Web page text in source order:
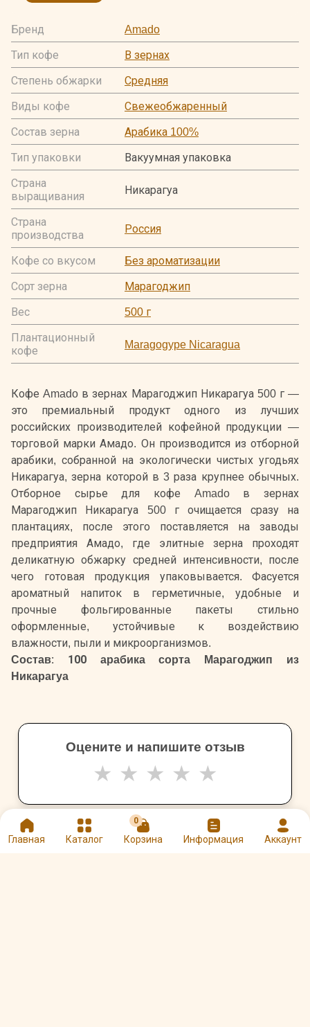
Главная Каталог
0
Корзина Информация Аккаунт
Бренд
Amado
Тип кофе
В зернах
Степень обжарки
Средняя
Виды кофе
Свежеобжаренный
Состав зерна
Арабика 100%
Тип упаковки
Вакуумная упаковка
Страна
выращивания
Никарагуа
Страна
производства
Россия
Кофе со вкусом
Без ароматизации
Сорт зерна
Марагоджип
Вес
500 г
Плантационный
кофе
Maragogype Nicaragua
Кофе Amado в зернах Марагоджип Никарагуа 500 г —
это премиальный продукт одного из лучших
российских производителей кофейной продукции —
торговой марки Амадо. Он производится из отборной
арабики, собранной на экологически чистых угодьях
Никарагуа, зерна которой в 3 раза крупнее обычных.
Отборное сырье для кофе Amado в зернах
Марагоджип Никарагуа 500 г очищается сразу на
плантациях, после этого поставляется на заводы
предприятия Амадо, где элитные зерна проходят
деликатную обжарку средней интенсивности, после
чего готовая продукция упаковывается. Фасуется
ароматный напиток в герметичные, удобные и
прочные фольгированные пакеты стильно
оформленные, устойчивые к воздействию
влажности, пыли и микроорганизмов.
Состав: 100 арабика сорта Марагоджип из
Никарагуа
Оцените и напишите отзыв
★ ★ ★ ★ ★